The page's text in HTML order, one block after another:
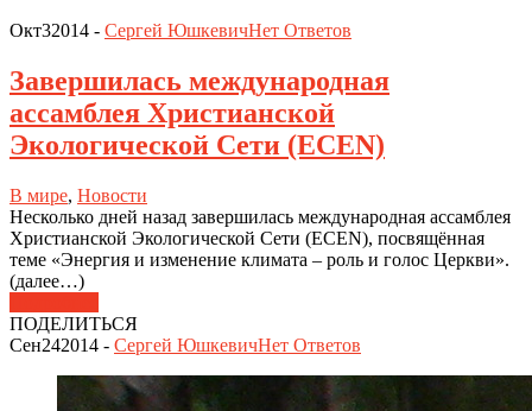
Окт32014 - Сергей ЮшкевичНет Ответов
Завершилась международная
ассамблея Христианской
Экологической Сети (ECEN)
В мире, Новости
Несколько дней назад завершилась международная ассамблея
Христианской Экологической Сети (ECEN), посвящённая
теме «Энергия и изменение климата – роль и голос Церкви».
(далее…)
ПОДЕЛИТЬСЯ
Сен242014 - Сергей ЮшкевичНет Ответов